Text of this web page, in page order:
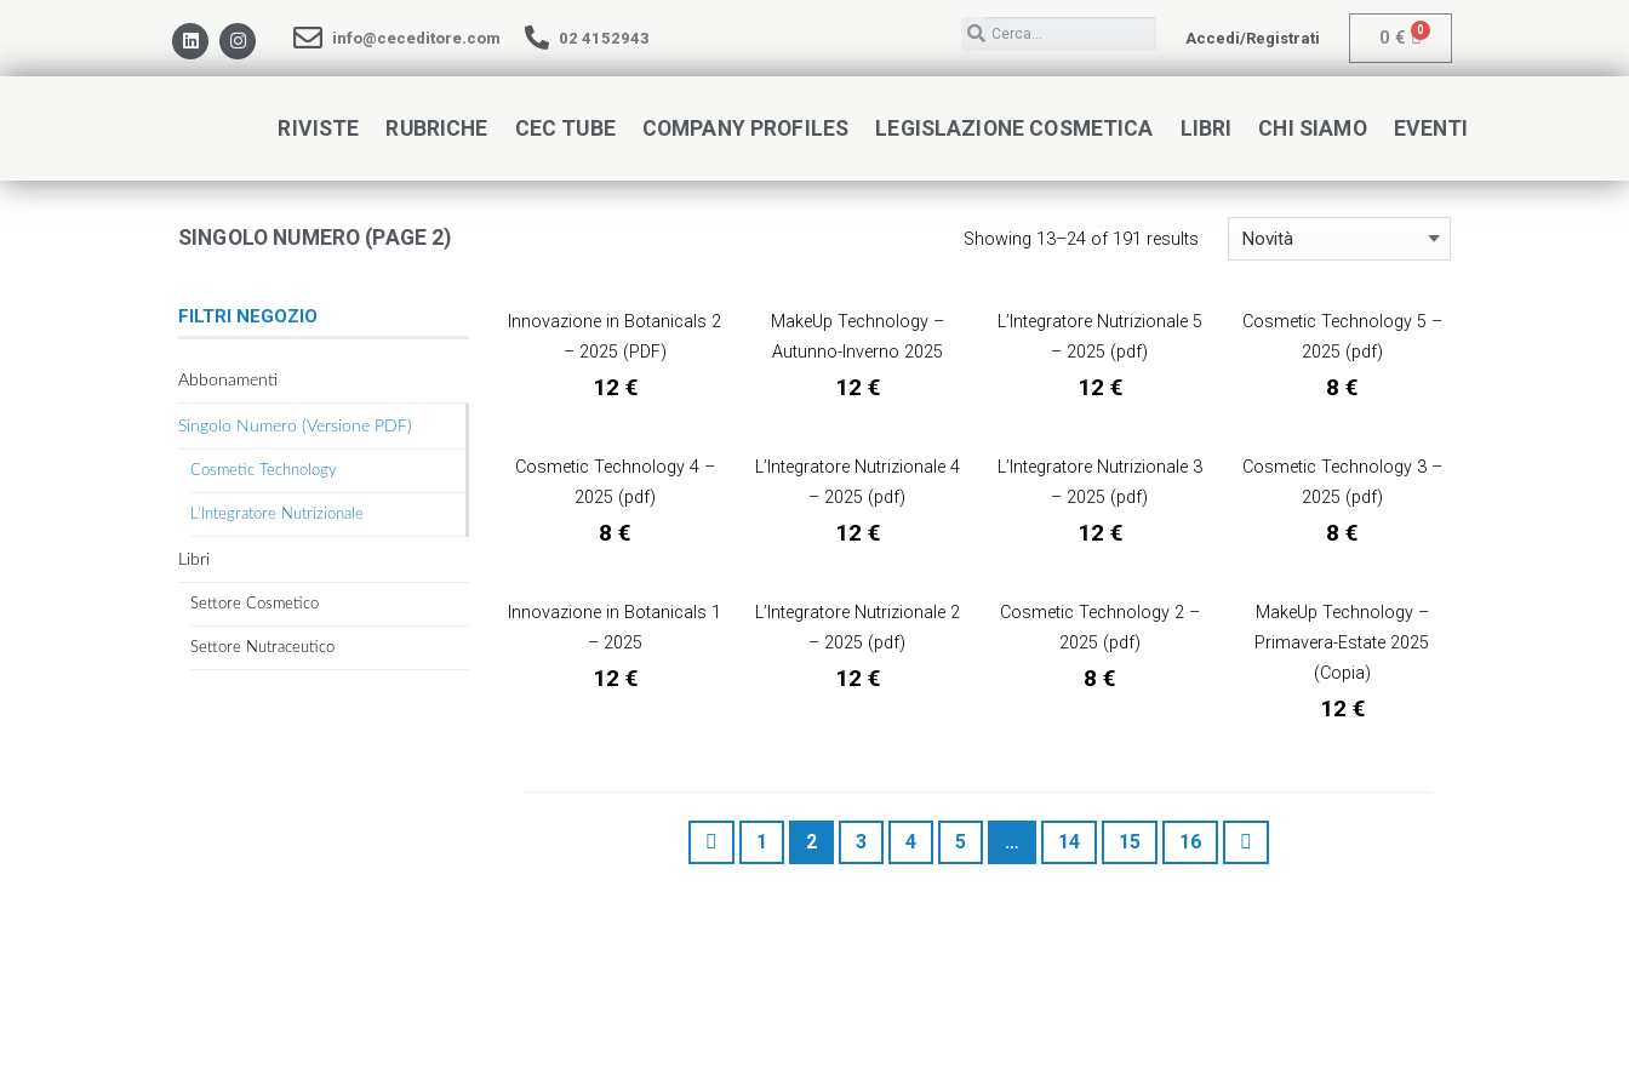
info@ceceditore.com 02 4152943 Accedi/Registrati 0 €
RIVISTE RUBRICHE CEC TUBE COMPANY PROFILES LEGISLAZIONE COSMETICA LIBRI CHI SIAMO EVENTI
SINGOLO NUMERO (PAGE 2) Showing 13–24 of 191 results
Innovazione in Botanicals 2
– 2025 (PDF)
12 €
MakeUp Technology –
Autunno-Inverno 2025
12 €
L’Integratore Nutrizionale 5
– 2025 (pdf)
12 €
Cosmetic Technology 5 –
2025 (pdf)
8 €
Cosmetic Technology 4 –
2025 (pdf)
8 €
L’Integratore Nutrizionale 4
– 2025 (pdf)
12 €
L’Integratore Nutrizionale 3
– 2025 (pdf)
12 €
Cosmetic Technology 3 –
2025 (pdf)
8 €
Innovazione in Botanicals 1
– 2025
12 €
L’Integratore Nutrizionale 2
– 2025 (pdf)
12 €
Cosmetic Technology 2 –
2025 (pdf)
8 €
MakeUp Technology –
Primavera-Estate 2025
(Copia)
12 €
1 2 3 4 5 … 14 15 16
FILTRI NEGOZIO
Abbonamenti
Singolo Numero (Versione PDF)
Cosmetic Technology
L’Integratore Nutrizionale
Libri
Settore Cosmetico
Settore Nutraceutico